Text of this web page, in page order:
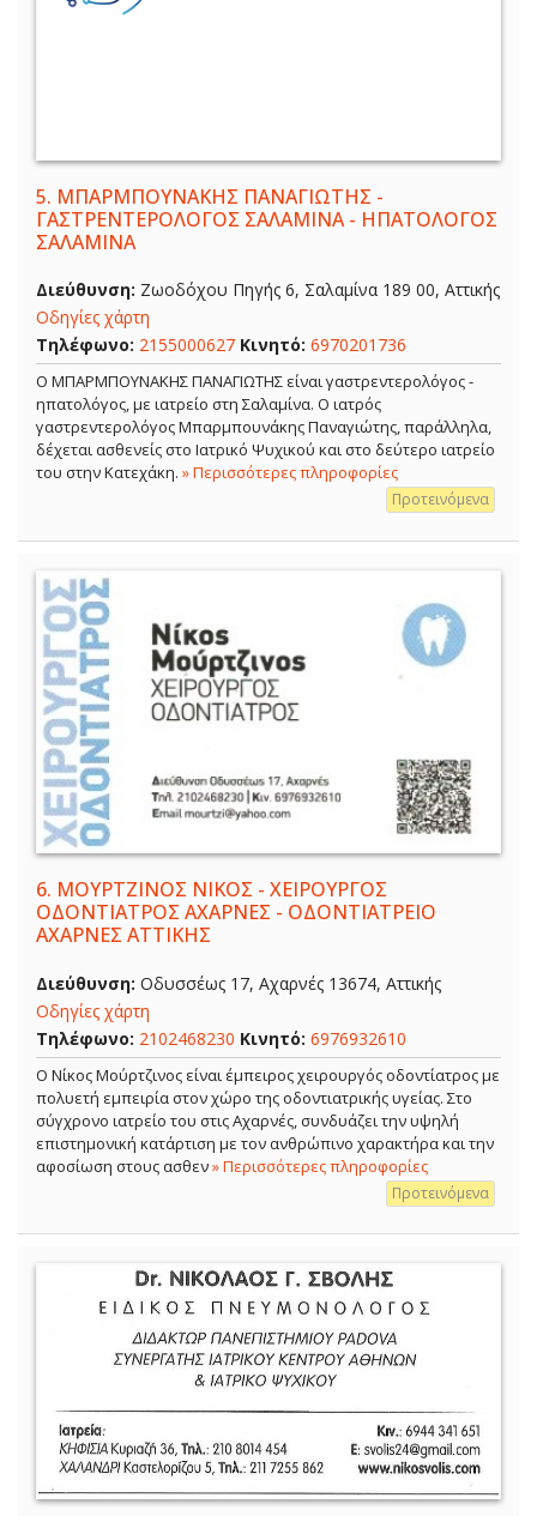
5. ΜΠΑΡΜΠΟΥΝΑΚΗΣ ΠΑΝΑΓΙΩΤΗΣ -
ΓΑΣΤΡΕΝΤΕΡΟΛΟΓΟΣ ΣΑΛΑΜΙΝΑ - ΗΠΑΤΟΛΟΓΟΣ
ΣΑΛΑΜΙΝΑ
Διεύθυνση: Ζωοδόχου Πηγής 6, Σαλαμίνα 189 00, Αττικής
Οδηγίες χάρτη
Τηλέφωνο: 2155000627 Κινητό: 6970201736
Ο ΜΠΑΡΜΠΟΥΝΑΚΗΣ ΠΑΝΑΓΙΩΤΗΣ είναι γαστρεντερολόγος -
ηπατολόγος, με ιατρείο στη Σαλαμίνα. Ο ιατρός
γαστρεντερολόγος Μπαρμπουνάκης Παναγιώτης, παράλληλα,
δέχεται ασθενείς στο Ιατρικό Ψυχικού και στο δεύτερο ιατρείο
του στην Κατεχάκη. » Περισσότερες πληροφορίες
Προτεινόμενα
6. ΜΟΥΡΤΖΙΝΟΣ ΝΙΚΟΣ - ΧΕΙΡΟΥΡΓΟΣ
ΟΔΟΝΤΙΑΤΡΟΣ ΑΧΑΡΝΕΣ - ΟΔΟΝΤΙΑΤΡΕΙΟ
ΑΧΑΡΝΕΣ ΑΤΤΙΚΗΣ
Διεύθυνση: Οδυσσέως 17, Αχαρνές 13674, Αττικής
Οδηγίες χάρτη
Τηλέφωνο: 2102468230 Κινητό: 6976932610
Ο Νίκος Μούρτζινος είναι έμπειρος χειρουργός οδοντίατρος με
πολυετή εμπειρία στον χώρο της οδοντιατρικής υγείας. Στο
σύγχρονο ιατρείο του στις Αχαρνές, συνδυάζει την υψηλή
επιστημονική κατάρτιση με τον ανθρώπινο χαρακτήρα και την
αφοσίωση στους ασθεν» Περισσότερες πληροφορίες
Προτεινόμενα